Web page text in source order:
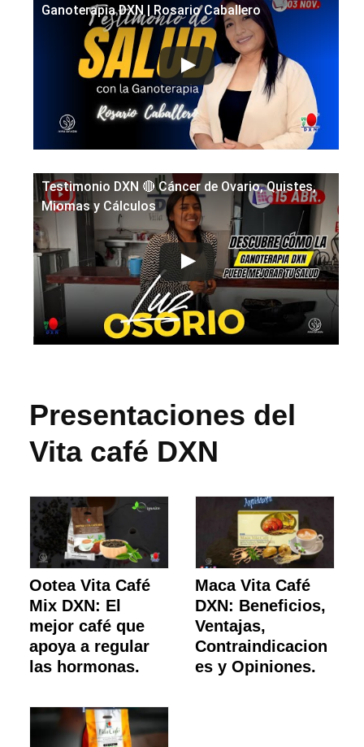
Ganoterapia DXN | Rosario Caballero
Testimonio DXN 🔴 Cáncer de Ovario, Quistes,
Miomas y Cálculos
Presentaciones del
Vita café DXN
Ootea Vita Café
Mix DXN: El
mejor café que
apoya a regular
las hormonas.
Maca Vita Café
DXN: Beneficios,
Ventajas,
Contraindicacion
es y Opiniones.